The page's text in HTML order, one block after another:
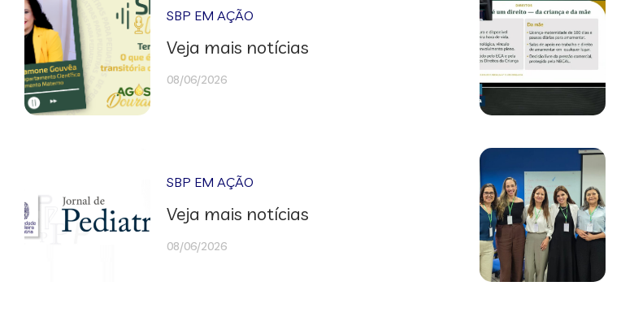
SBP EM AÇÃO
Veja mais notícias
08/06/2026
SBP EM AÇÃO
Veja mais notícias
08/06/2026